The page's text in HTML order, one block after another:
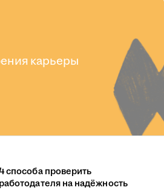
карьеры
способа проверить
работодателя на надёжность